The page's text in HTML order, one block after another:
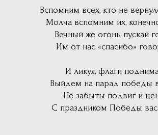
Вспомним всех, кто не
Молча вспомним их,
Вечный же огонь пускай
Им от нас «спасибо»
И ликуя, флаги
Выйдем на парад победы
Не забыты подвиг и
С праздником Победы